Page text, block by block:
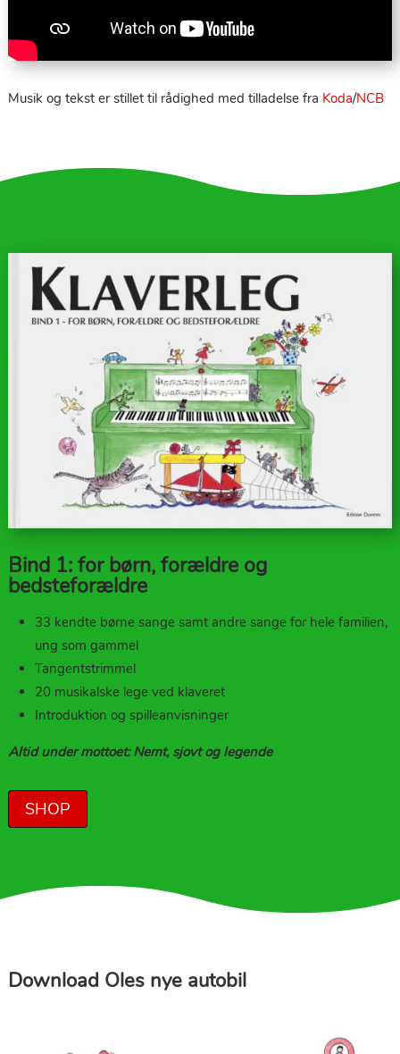
Musik og tekst er stillet til rådighed med tilladelse fra Koda/NCB
Bind 1: for børn, forældre og
bedsteforældre
33 kendte børne sange samt andre sange for hele familien,
ung som gammel
Tangentstrimmel
20 musikalske lege ved klaveret
Introduktion og spilleanvisninger
Altid under mottoet: Nemt, sjovt og legende
SHOP
Download Oles nye autobil